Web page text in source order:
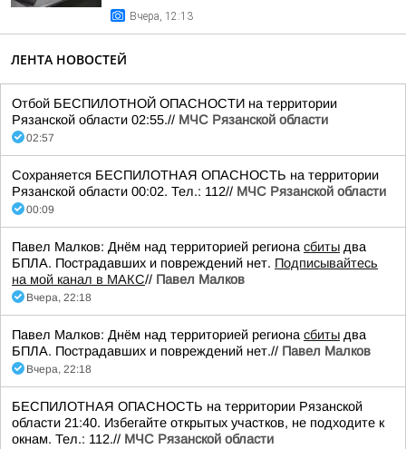
Вчера, 12:13
ЛЕНТА НОВОСТЕЙ
Отбой БЕСПИЛОТНОЙ ОПАСНОСТИ на территории
Рязанской области 02:55.// МЧС Рязанской области
02:57
Сохраняется БЕСПИЛОТНАЯ ОПАСНОСТЬ на территории
Рязанской области 00:02. Тел.: 112// МЧС Рязанской области
00:09
Павел Малков: Днём над территорией региона сбиты два
БПЛА. Пострадавших и повреждений нет. Подписывайтесь
на мой канал в МАКС// Павел Малков
Вчера, 22:18
Павел Малков: Днём над территорией региона сбиты два
БПЛА. Пострадавших и повреждений нет.// Павел Малков
Вчера, 22:18
БЕСПИЛОТНАЯ ОПАСНОСТЬ на территории Рязанской
области 21:40. Избегайте открытых участков, не подходите к
окнам. Тел.: 112.// МЧС Рязанской области